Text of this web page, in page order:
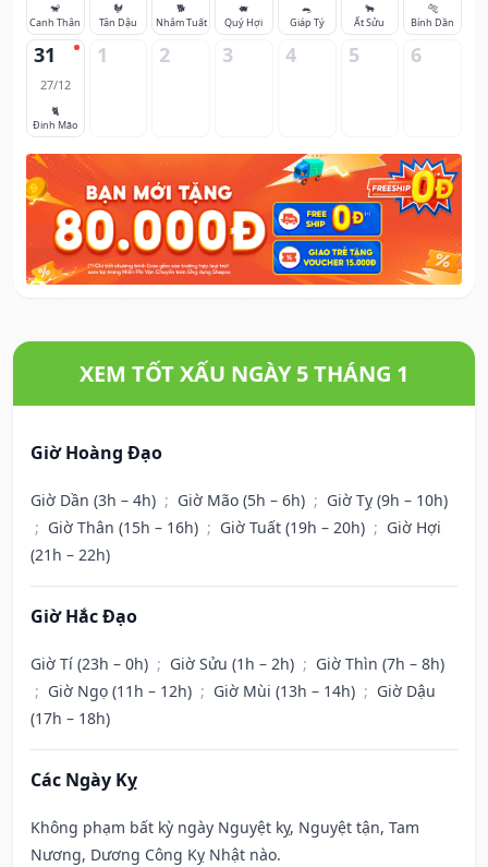
🐒
Canh Thân
🐓
Tân Dậu
🐕
Nhâm Tuất
🐖
Quý Hợi
🐀
Giáp Tý
🐂
Ất Sửu
🐅
Bính Dần
31
27/12
🐈
Đinh Mão
1 2 3 4 5 6
XEM TỐT XẤU NGÀY 5 THÁNG 1
Giờ Hoàng Đạo
Giờ Dần (3h – 4h) ; Giờ Mão (5h – 6h) ; Giờ Tỵ (9h – 10h)
; Giờ Thân (15h – 16h) ; Giờ Tuất (19h – 20h) ; Giờ Hợi
(21h – 22h)
Giờ Hắc Đạo
Giờ Tí (23h – 0h) ; Giờ Sửu (1h – 2h) ; Giờ Thìn (7h – 8h)
; Giờ Ngọ (11h – 12h) ; Giờ Mùi (13h – 14h) ; Giờ Dậu
(17h – 18h)
Các Ngày Kỵ
Không phạm bất kỳ ngày Nguyệt kỵ, Nguyệt tận, Tam
Nương, Dương Công Kỵ Nhật nào.